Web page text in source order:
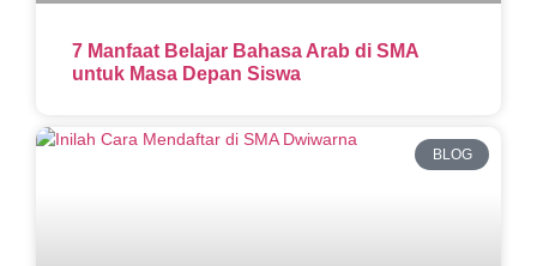
7 Manfaat Belajar Bahasa Arab di SMA
untuk Masa Depan Siswa
BLOG